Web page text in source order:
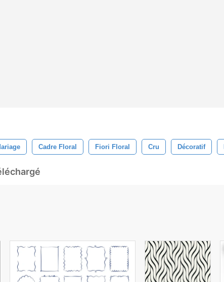
Cadre Floral Fiori Floral Cru Décoratif